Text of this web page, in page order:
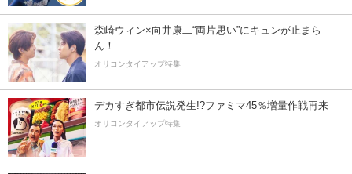
森崎ウィン×向井康二“両片思い”にキュンが止まら
ん！
オリコンタイアップ特集
デカすぎ都市伝説発生!?ファミマ45％増量作戦再来
オリコンタイアップ特集